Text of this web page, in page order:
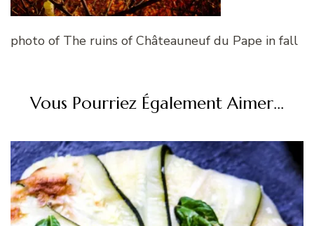
photo of The ruins of Châteauneuf du Pape in fall
Vous Pourriez Également Aimer...